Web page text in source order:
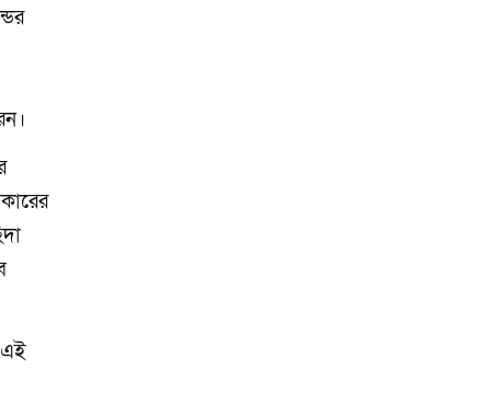
এই